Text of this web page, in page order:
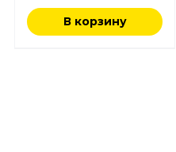
В корзину